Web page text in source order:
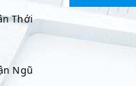
Thới
Ngũ